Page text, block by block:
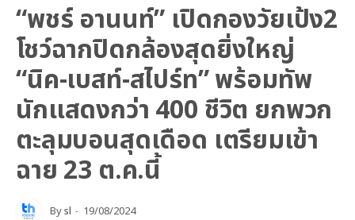
“พชร์ อานนท์” เปิดกองวัยเป้ง2
โชว์ฉากปิดกล้องสุดยิ่งใหญ่
“นิค-เบสท์-สไปร์ท” พร้อมทัพ
นักแสดงกว่า 400 ชีวิต ยกพวก
ตะลุมบอนสุดเดือด เตรียมเข้า
ฉาย 23 ต.ค.นี้
Bysl 19/08/2024